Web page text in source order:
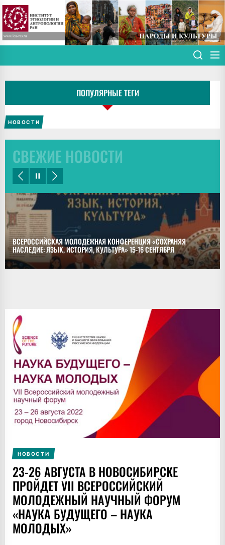
Skip
to
the
content
ПОПУЛЯРНЫЕ ТЕГИ
НОВОСТИ
СВЕЖИЕ НОВОСТИ
ВСЕРОССИЙСКАЯ МОЛОДЕЖНАЯ КОНФЕРЕНЦИЯ «СОХРАНЯЯ
НАСЛЕДИЕ: ЯЗЫК, ИСТОРИЯ, КУЛЬТУРА» 15-16 СЕНТЯБРЯ
НОВОСТИ
23-26 АВГУСТА В НОВОСИБИРСКЕ
ПРОЙДЕТ VII ВСЕРОССИЙСКИЙ
МОЛОДЕЖНЫЙ НАУЧНЫЙ ФОРУМ
«НАУКА БУДУЩЕГО – НАУКА
МОЛОДЫХ»